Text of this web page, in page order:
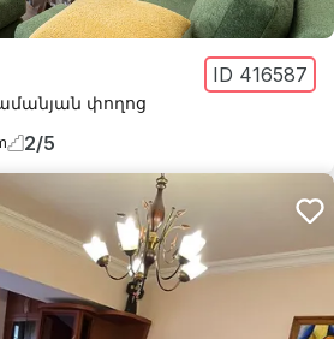
ID 416587
փողոց
2/5